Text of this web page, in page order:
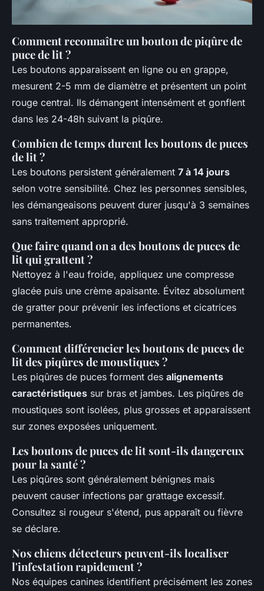
Comment reconnaître un bouton de piqûre de
puce de lit ?
Les boutons apparaissent en ligne ou en grappe,
mesurent 2-5 mm de diamètre et présentent un point
rouge central. Ils démangent intensément et gonflent
dans les 24-48h suivant la piqûre.
Combien de temps durent les boutons de puces
de lit ?
Les boutons persistent généralement 7 à 14 jours
selon votre sensibilité. Chez les personnes sensibles,
les démangeaisons peuvent durer jusqu'à 3 semaines
sans traitement approprié.
Que faire quand on a des boutons de puces de
lit qui grattent ?
Nettoyez à l'eau froide, appliquez une compresse
glacée puis une crème apaisante. Évitez absolument
de gratter pour prévenir les infections et cicatrices
permanentes.
Comment différencier les boutons de puces de
lit des piqûres de moustiques ?
Les piqûres de puces forment des alignements
caractéristiques sur bras et jambes. Les piqûres de
moustiques sont isolées, plus grosses et apparaissent
sur zones exposées uniquement.
Les boutons de puces de lit sont-ils dangereux
pour la santé ?
Les piqûres sont généralement bénignes mais
peuvent causer infections par grattage excessif.
Consultez si rougeur s'étend, pus apparaît ou fièvre
se déclare.
Nos chiens détecteurs peuvent-ils localiser
l'infestation rapidement ?
Nos équipes canines identifient précisément les zones